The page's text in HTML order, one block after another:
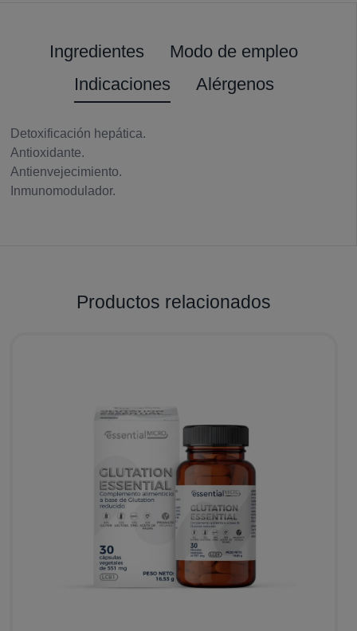
Ingredientes
Modo de empleo
Indicaciones
Alérgenos
Detoxificación hepática.
Antioxidante.
Antienvejecimiento.
Inmunomodulador.
Productos relacionados